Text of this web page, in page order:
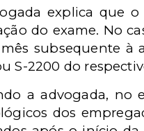
explica que
do exame. No
subsequente à
S-2200 do
a advogada, no
dos